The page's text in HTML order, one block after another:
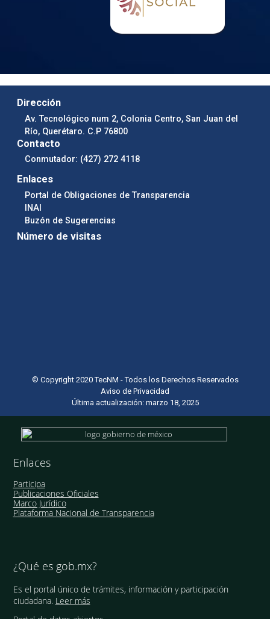
Dirección
Av. Tecnológico num 2, Colonia Centro, San Juan del
Río, Querétaro. C.P 76800
Contacto
Conmutador: (427) 272 4118
Enlaces
Portal de Obligaciones de Transparencia
INAI
Buzón de Sugerencias
Número de visitas
© Copyright 2020 TecNM - Todos los Derechos Reservados
Aviso de Privacidad
Última actualización: marzo 18, 2025
Enlaces
Participa
Publicaciones Oficiales
Marco Jurídico
Plataforma Nacional de Transparencia
¿Qué es gob.mx?
Es el portal único de trámites, información y participación
ciudadana. Leer más